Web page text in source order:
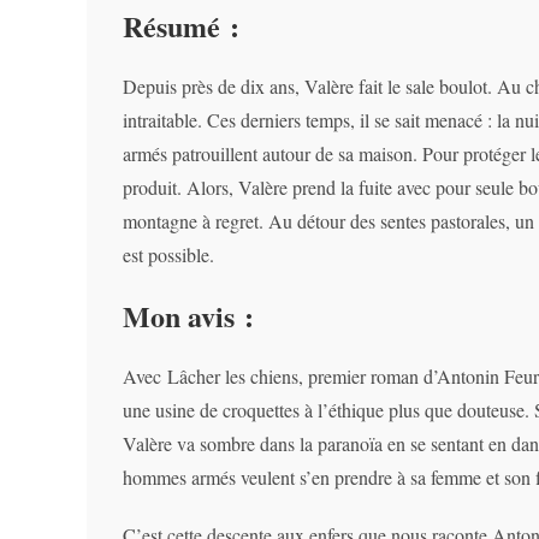
Résumé :
Depuis près de dix ans, Valère fait le sale boulot. Au
intraitable. Ces derniers temps, il se sait menacé : la
armés patrouillent autour de sa maison. Pour protéger
produit. Alors, Valère prend la fuite avec pour seule
montagne à regret. Au détour des sentes pastorales,
est possible.
Mon avis :
Avec Lâcher les chiens, premier roman d’Antonin
une usine de croquettes à l’éthique plus que
Valère va sombre dans la paranoïa en se sentant en
hommes armés veulent s’en prendre à sa femme et son